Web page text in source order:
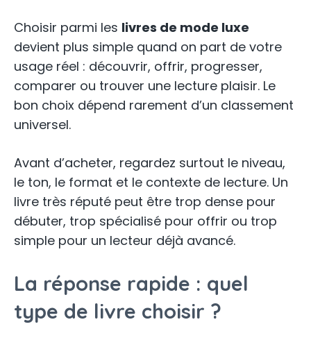
Choisir parmi les livres de mode luxe
devient plus simple quand on part de votre
usage réel : découvrir, offrir, progresser,
comparer ou trouver une lecture plaisir. Le
bon choix dépend rarement d’un classement
universel.
Avant d’acheter, regardez surtout le niveau,
le ton, le format et le contexte de lecture. Un
livre très réputé peut être trop dense pour
débuter, trop spécialisé pour offrir ou trop
simple pour un lecteur déjà avancé.
La réponse rapide : quel
type de livre choisir ?